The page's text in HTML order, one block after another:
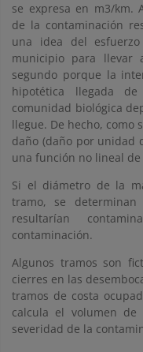
se expresa en m3/km.
de la contaminación
una idea del
municipio para llevar
segundo porque la
hipotética llegada
comunidad biológica
llegue. De hecho, como
daño (daño por unidad
una función no lineal
Si el diámetro de la
tramo, se
resultarían
contaminación.
Algunos tramos son
cierres en las
tramos de costa
calcula el volumen
severidad de la